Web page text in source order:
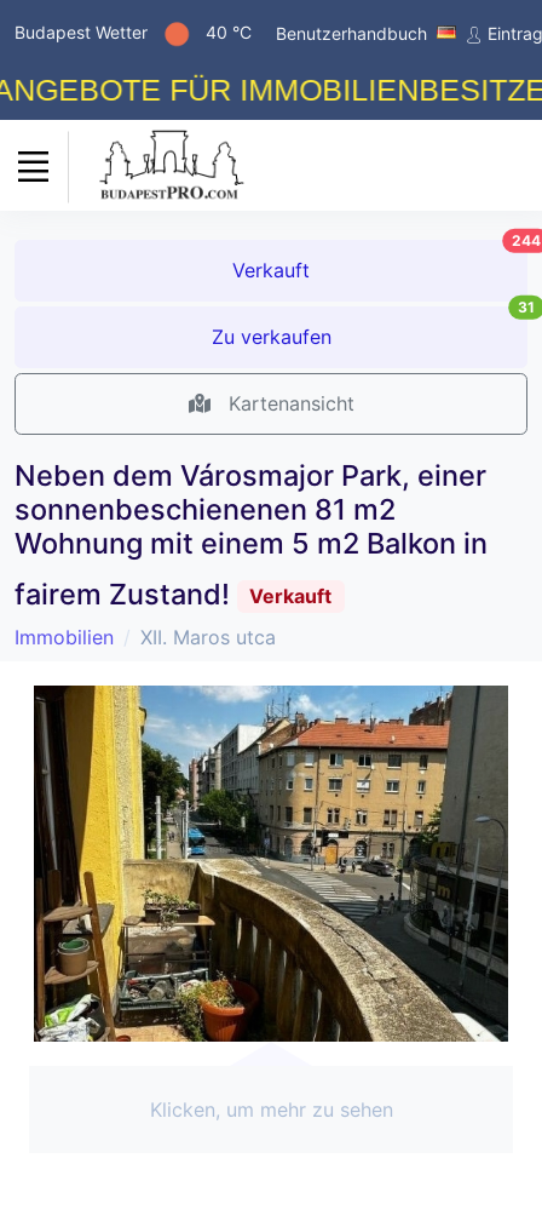
Budapest Wetter 40 °C Benutzerhandbuch
FÜR
Verkauft
244
Zu verkaufen
31
Kartenansicht
Neben dem Városmajor Park, einer
sonnenbeschienenen 81 m2
Wohnung mit einem 5 m2 Balkon in
fairem Zustand!
Verkauft
Immobilien
XII. Maros utca
Klicken, um mehr zu sehen